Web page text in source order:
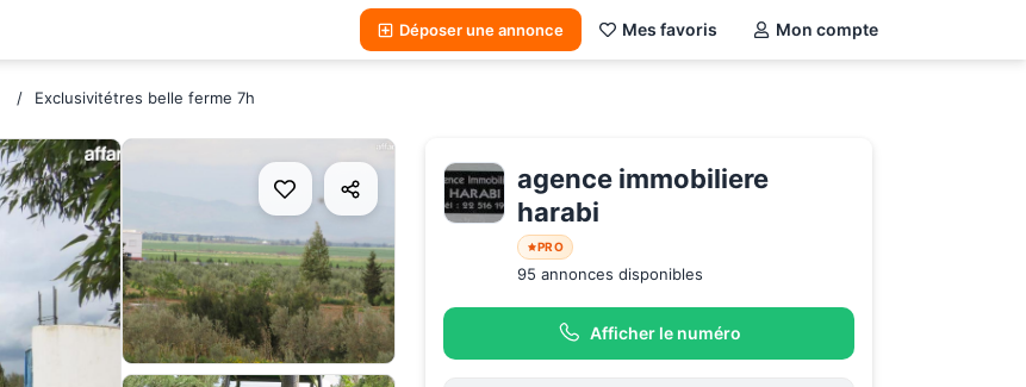
Déposer une annonce Mes favoris Mon compte
Exclusivitétres belle ferme 7h
agence immobiliere
harabi
PRO
95 annonces disponibles
Afficher le numéro